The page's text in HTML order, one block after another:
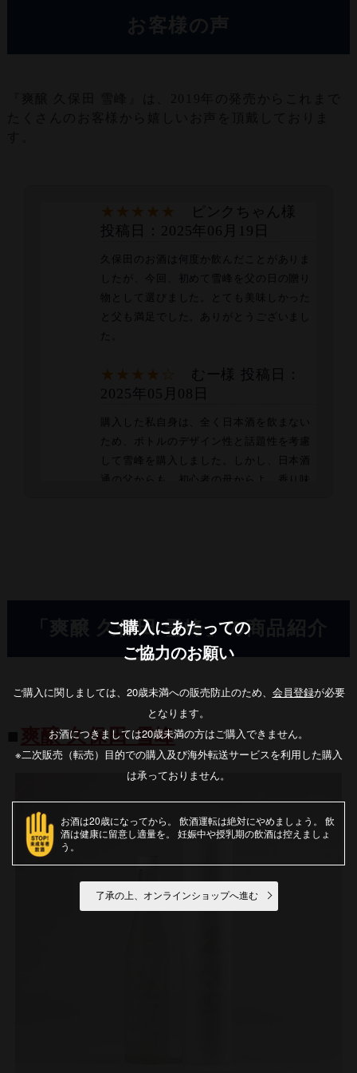
★★★★★
ピンクちゃん様
投稿日：2025年06月19日
久保田のお酒は何度か飲んだことがありま
したが、今回、初めて雪峰を父の日の贈り
物として選びました。とても美味しかった
と父も満足でした。ありがとうございまし
★★★★☆
むー様 投稿日：
2025年05月08日
購入した私自身は、全く日本酒を飲まない
ため、ボトルのデザイン性と話題性を考慮
して雪峰を購入しました。しかし、日本酒
通の父からも、初心者の母からよ、香り味
★★★★★ゆう様 投稿日：
2024年06月18日
に抜けてとても美味しです。ビール党で日
本酒苦手でしたが雪峰のファンになってし
まいました。久保田さんのお酒を色々飲ん
でみたいと思います。自分の父の日プレゼ
ント買って良かったです
もっと見る
「爽醸 久保田 雪峰」の商品紹介
爽醸 久保田 雪峰
ご購入にあたっての
ご協力のお願い
ご購入に関しましては、20歳未満への販売防止のため、 会員登録が必要
となります。
お酒につきましては20歳未満の方はご購入できません。
※二次販売（転売）目的での購入及び海外転送サービスを利用した購入
は承っておりません。
お酒は20歳になってから 飲酒運転は絶対にやめましょう
飲
酒は健康に留意し適量を
妊娠中や授乳期の飲酒は控えましょ
う
了承の上、オンラインショップへ進む